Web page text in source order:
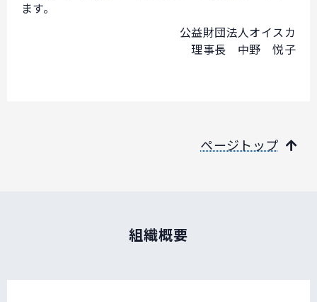
ます。
公益財団法人オイスカ
理事長 中野 悦子
ページトップ
組織概要